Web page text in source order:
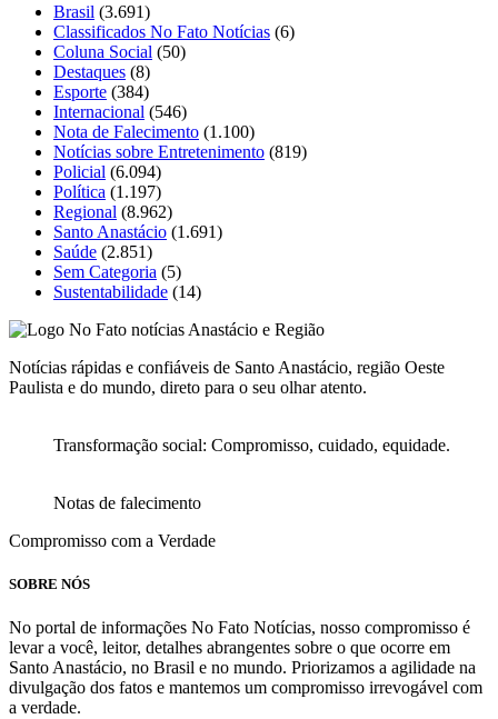
Brasil (3.691)
Classificados No Fato Notícias (6)
Coluna Social (50)
Destaques (8)
Esporte (384)
Internacional (546)
Nota de Falecimento (1.100)
Notícias sobre Entretenimento (819)
Policial (6.094)
Política (1.197)
Regional (8.962)
Santo Anastácio (1.691)
Saúde (2.851)
Sem Categoria (5)
Sustentabilidade (14)
Notícias rápidas e confiáveis de Santo Anastácio, região Oeste
Paulista e do mundo, direto para o seu olhar atento.
Transformação social: Compromisso, cuidado, equidade.
Notas de falecimento
Compromisso com a Verdade
SOBRE NÓS
No portal de informações No Fato Notícias, nosso compromisso é
levar a você, leitor, detalhes abrangentes sobre o que ocorre em
Santo Anastácio, no Brasil e no mundo. Priorizamos a agilidade na
divulgação dos fatos e mantemos um compromisso irrevogável com
a verdade.